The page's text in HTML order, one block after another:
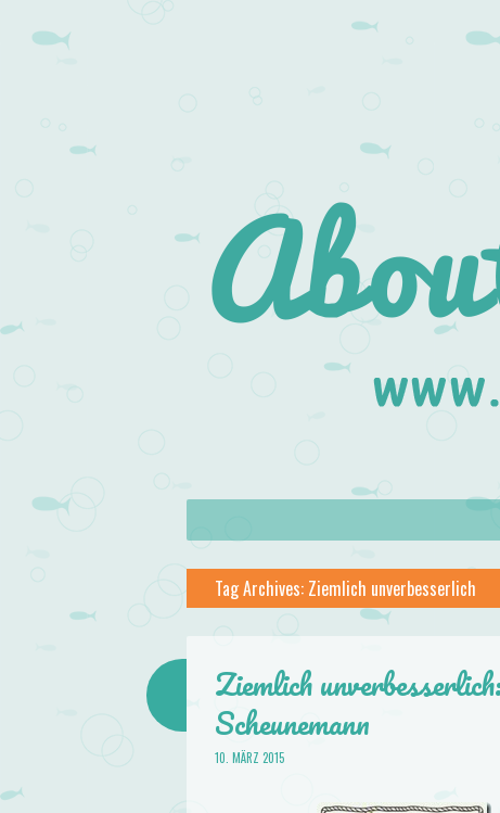
About
Books
Menu
Tag Archives: Ziemlich unverbesserlich
Ziemlich
Scheunemann
10. MÄRZ 2015